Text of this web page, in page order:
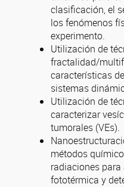
clasificación, el
los fenómenos
experimento.
Utilización de
fractalidad/
características
sistemas
Utilización de
caracterizar
tumorales (VEs).
métodos
radiaciones
fototérmica y